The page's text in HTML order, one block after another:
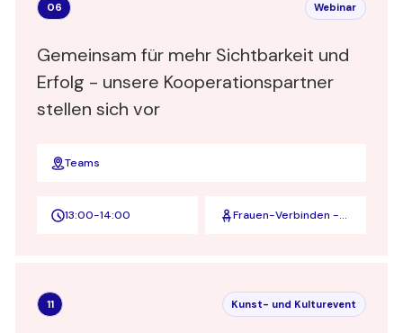
06 Webinar
Gemeinsam für mehr Sichtbarkeit und
Erfolg - unsere Kooperationspartner
stellen sich vor
Teams
13:00-14:00
Frauen-Verbinden -
11 Kunst- und Kulturevent